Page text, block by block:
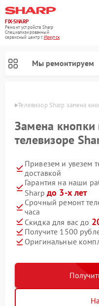
FIX-SHARP
Ремонт устройств Sharp
Специализированный
cервисный центр г.Иркутск
Мы ремонтируем
Телевизор Sharp замена
Замена
телевизоре
Привезем и увезем
доставкой
Гарантия на наши
Sharp до 3-х лет
Срочный ремонт
часа
Скидка для вас до
Получите 1500
Оригинальные